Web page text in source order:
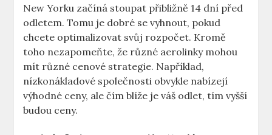
New Yorku začíná stoupat přibližně 14 dní před
odletem. Tomu je dobré se vyhnout, pokud
chcete optimalizovat svůj rozpočet. Kromě
toho nezapomeňte, že různé aerolinky mohou
mít různé cenové strategie. Například,
nízkonákladové společnosti obvykle nabízejí
výhodné ceny, ale čím blíže je váš odlet, tím vyšší
budou ceny.